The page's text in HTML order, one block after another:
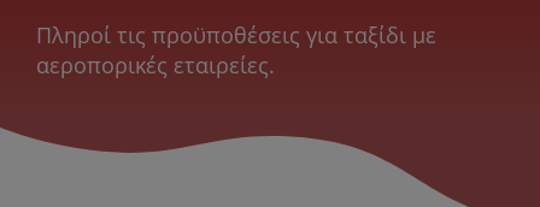
Θέρμανση – Ψύξη
Πληροί τις προϋποθέσεις για ταξίδι με
αεροπορικές εταιρείες.